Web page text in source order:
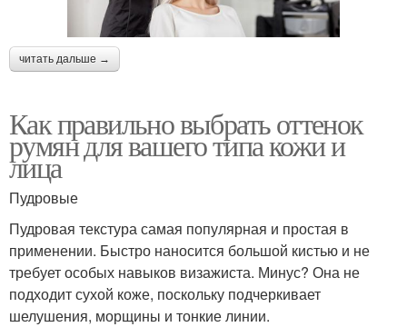
читать дальше →
Как правильно выбрать оттенок
румян для вашего типа кожи и
лица
Пудровые
Пудровая текстура самая популярная и простая в
применении. Быстро наносится большой кистью и не
требует особых навыков визажиста. Минус? Она не
подходит сухой коже, поскольку подчеркивает
шелушения, морщины и тонкие линии.